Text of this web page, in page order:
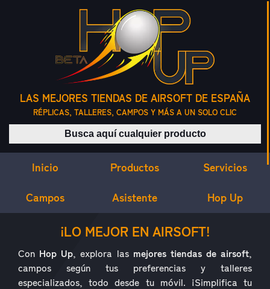
LAS MEJORES TIENDAS DE AIRSOFT DE ESPAÑA
RÉPLICAS, TALLERES, CAMPOS Y MÁS A UN SOLO CLIC
Buscar productos
Inicio Productos Servicios
Campos Asistente Hop Up
¿QUÉ ES HOP UP?¡LO MEJOR EN AIRSOFT!
Con Hop Up, explora las mejores tiendas de airsoft,
campos según tus preferencias y talleres
especializados, todo desde tu móvil. ¡Simplifica tu